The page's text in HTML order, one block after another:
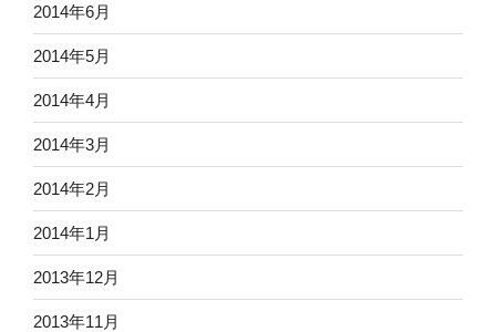
2014年6月
2014年5月
2014年4月
2014年3月
2014年2月
2014年1月
2013年12月
2013年11月